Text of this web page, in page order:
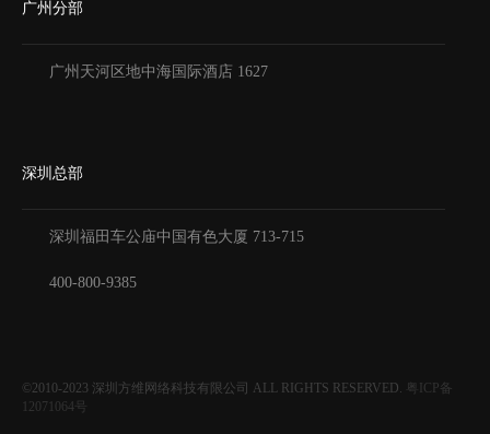
广州分部
广州天河区地中海国际酒店 1627
深圳总部
深圳福田车公庙中国有色大厦 713-715
400-800-9385
©2010-2023 深圳方维网络科技有限公司 ALL RIGHTS RESERVED.
粤ICP备
12071064号